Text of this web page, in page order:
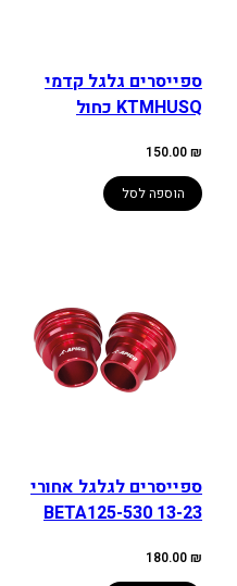
ספייסרים גלגל קדמי
KTMHUSQ כחול
150.00₪
הוספה לסל
ספייסרים לגלגל אחורי
BETA125-530 13-23
180.00₪